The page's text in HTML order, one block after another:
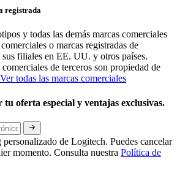
registrada
y todas las demás marcas comerciales
o marcas registradas de
filiales en EE. UU. y otros países.
de terceros son propiedad de
Ver todas las marcas comerciales
oferta especial y ventajas exclusivas.
de Logitech. Puedes cancelar
momento. Consulta nuestra Política de